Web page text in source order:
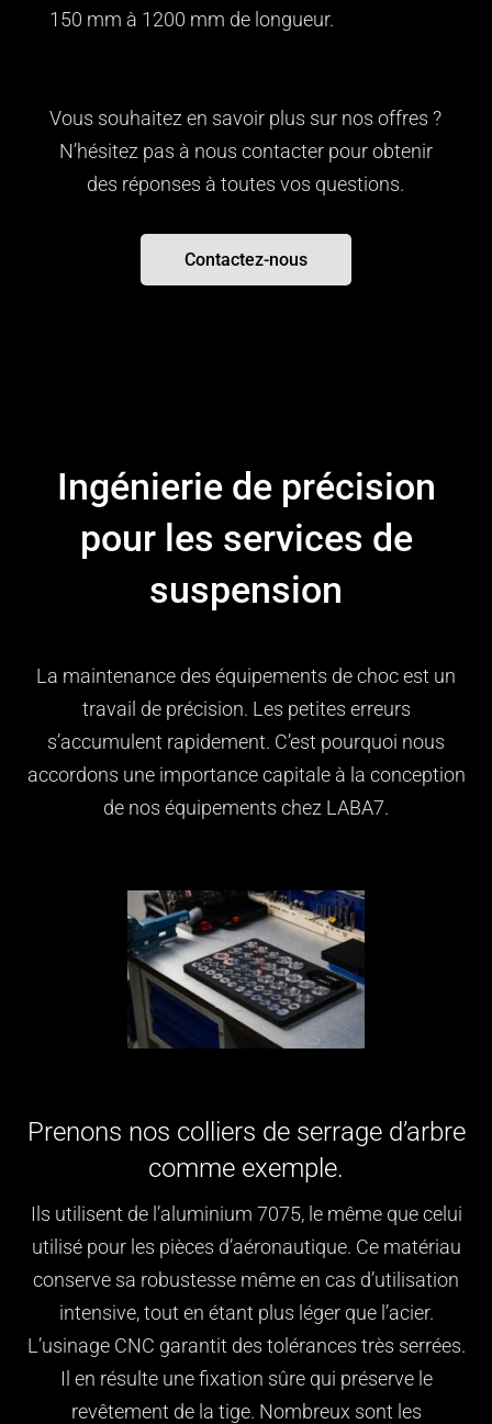
150 mm à 1200 mm de longueur.
Vous souhaitez en savoir plus sur nos offres ?
N’hésitez pas à nous contacter pour obtenir
des réponses à toutes vos questions.
Contactez-nous
Ingénierie de précision
pour les services de
suspension
La maintenance des équipements de choc est un
travail de précision. Les petites erreurs
s’accumulent rapidement. C’est pourquoi nous
accordons une importance capitale à la conception
de nos équipements chez LABA7.
Prenons nos colliers de serrage d’arbre
comme exemple.
Ils utilisent de l’aluminium 7075, le même que celui
utilisé pour les pièces d’aéronautique. Ce matériau
conserve sa robustesse même en cas d’utilisation
intensive, tout en étant plus léger que l’acier.
L’usinage CNC garantit des tolérances très serrées.
Il en résulte une fixation sûre qui préserve le
revêtement de la tige. Nombreux sont les